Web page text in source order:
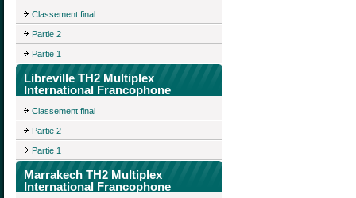
Classement final
Partie 2
Partie 1
Libreville TH2 Multiplex
International Francophone
Classement final
Partie 2
Partie 1
Marrakech TH2 Multiplex
International Francophone